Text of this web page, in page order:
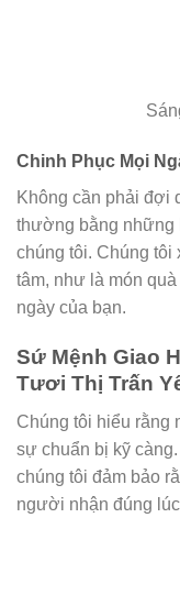
Chinh Phục Mọi
Không cần phải đợi
thường bằng những
chúng tôi. Chúng tôi
tâm, như là món
ngày của bạn.
Sứ Mệnh Giao
Tươi Thị Trấn
Chúng tôi hiểu rằng
sự chuẩn bị kỹ
chúng tôi đảm bảo
người nhận đúng